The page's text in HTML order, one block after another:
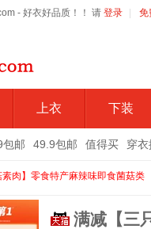
- 好衣好品质！！ 请 登录 免
上衣 下装
包邮 49.9包邮 值得买 穿
肉】零食特产麻辣味即食菌菇类
满减【三